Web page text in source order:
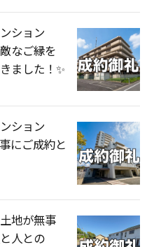
ション
なご縁を
ました！✨
ション
にご成約と
地が無事
人との